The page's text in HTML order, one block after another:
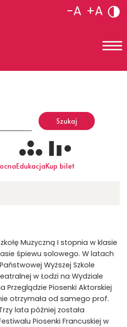
-A +A
Szukaj
EdukacjaKup bilet
Muzyczną I stopnia w klasie
śpiewu solowego. W latach
Wyższej Szkole
w Łodzi na Wydziale
Przeglądzie Piosenki Aktorskiej
otrzymała od samego prof.
lata później została
Piosenki Francuskiej w